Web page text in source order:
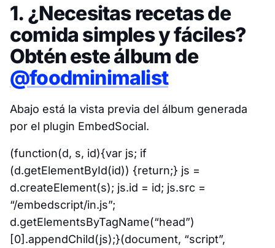
1. ¿Necesitas recetas de
comida simples y fáciles?
Obtén este álbum de
@foodminimalist
Abajo está la vista previa del álbum generada
por el plugin EmbedSocial.
(function(d, s, id){var js; if
(d.getElementById(id)) {return;} js =
d.createElement(s); js.id = id; js.src =
“/embedscript/in.js”;
d.getElementsByTagName(“head”)
[0].appendChild(js);}(document, “script”,